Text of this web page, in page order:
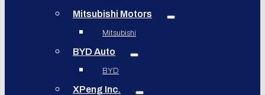
Mitsubishi Motors
Mitsubishi
BYD Auto
BYD
XPeng Inc.